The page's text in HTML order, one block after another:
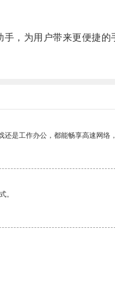
，为用户带来更便捷的
是工作办公，都能畅享高速网络
。